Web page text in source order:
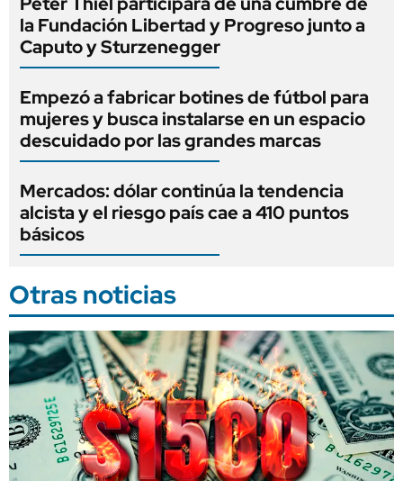
la Fundación Libertad y Progreso junto a
Caputo y Sturzenegger
Empezó a fabricar botines de fútbol para
mujeres y busca instalarse en un espacio
descuidado por las grandes marcas
Mercados: dólar continúa la tendencia
alcista y el riesgo país cae a 410 puntos
básicos
Otras noticias